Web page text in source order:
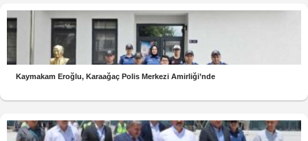
Kaymakam Eroğlu, Karaağaç Polis Merkezi Amirliği’nde